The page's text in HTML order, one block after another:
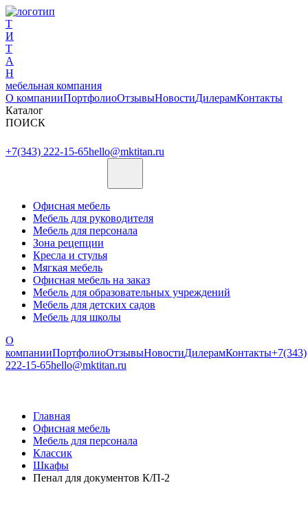
Т
И
Т
А
Н
мебельная компания
О компанииПортфолиоОтзывыНовостиДилерамКонтакты
Каталог
ПОИСК
+7(343) 222-15-65hello@mktitan.ru
Офисная мебель
Мебель для руководителя
Мебель для персонала
Зона рецепции
Кресла и стулья
Мягкая мебель
Офисная мебель на заказ
Мебель для образовательных учреждений
Мебель для детских садов
Мебель для школы
О
компанииПортфолиоОтзывыНовостиДилерамКонтакты+7(343)
222-15-65hello@mktitan.ru
Главная
Офисная мебель
Мебель для персонала
Классик
Шкафы
Пенал для документов К/П-2